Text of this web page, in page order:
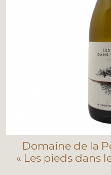
Domaine de la
« Les pieds dans